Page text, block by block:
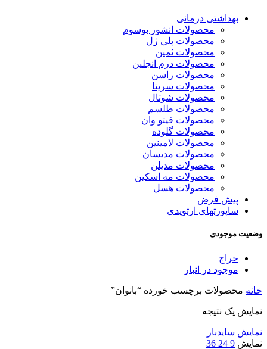
بهداشتی درمانی
محصولات انشور بوسوم
محصولات پلی ژل
محصولات ثمین
محصولات درم انجلین
محصولات راسن
محصولات سریتا
محصولات شوتال
محصولات طلسم
محصولات فیتو وان
محصولات گلوده
محصولات لامینین
محصولات مدیسان
محصولات مدیلن
محصولات مه اسکین
محصولات هسل
پیش فرض
ساپورتهای ارتوپدی
وضعیت موجودی
حراج
موجود در انبار
خانه محصولات برچسب خورده “بانوان”
نمایش یک نتیجه
نمایش سایدبار
نمایش 9
24
36